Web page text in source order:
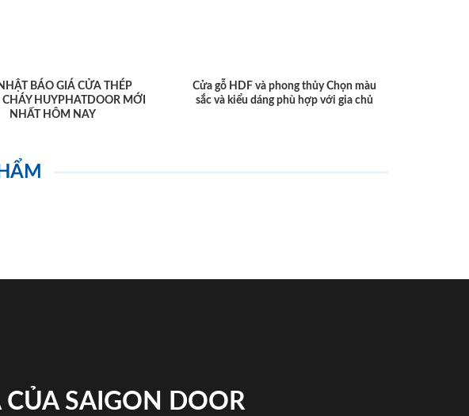
BÁO GIÁ CỬA THÉP
HUYPHATDOOR MỚI
NHẤT HÔM NAY
Cửa gỗ HDF và phong thủy Chọn màu
sắc và kiểu dáng phù hợp với gia chủ
SAIGON DOOR